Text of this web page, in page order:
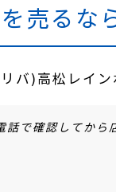
売るな
バ)高松レイ
話で確認してか